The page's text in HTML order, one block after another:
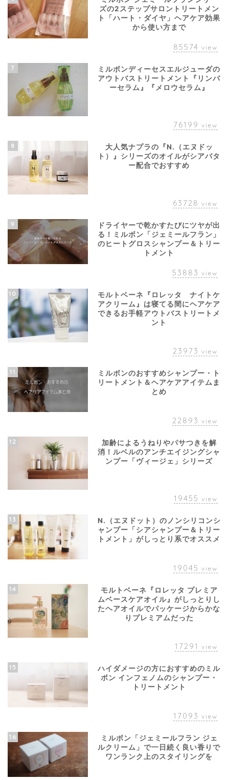
ズの2ステップサロントリートメン
ト「ハート・ダイヤ」ヘアケア効果
から使い方まで
85574 view
7
ミルボンディーセスエルジューダの
アウトバストリートメント『リンバ
ーセラム』『メロウセラム』
76199 view
8
大人気ナプラの『N.（エヌドッ
ト）』シリーズのオイルがシアバタ
ー配合でおすすめ
63728 view
9
ドライヤーで乾かすたびにツヤが出
る！ミルボン「ジェミールフラン」
のヒートグロスシャンプー＆トリー
トメント
53883 view
10
モルトベーネ『ロレッタ ナイトケ
アクリーム』は寝てる間にヘアケア
できるお手軽アウトバストリートメ
ント
23973 view
11
ミルボンのおすすめシャンプー・ト
リートメント＆ヘアケアアイテムま
とめ
22893 view
12
加齢によるうねりやパサつきを解
消！ルベルのアンチエイジングシャ
ンプー「ヴィージェ」シリーズ
19455 view
13
N.（エヌドット）のノンシリコンシ
ャンプー「シアシャンプー＆トリー
トメント」がしっとり系でオススメ
19045 view
14
モルトベーネ『ロレッタ プレミア
ムベースケアオイル』がしっとりし
たヘアオイルでパッケージからかな
りプレミアムだった
17291 view
15
ハイダメージの方におすすめのミル
ボン インフェノムのシャンプー・
トリートメント
17093 view
16
ミルボン「ジェミールフラン ジェ
ルクリーム」で一日続く良い香りで
ワンランク上のスタイリングを